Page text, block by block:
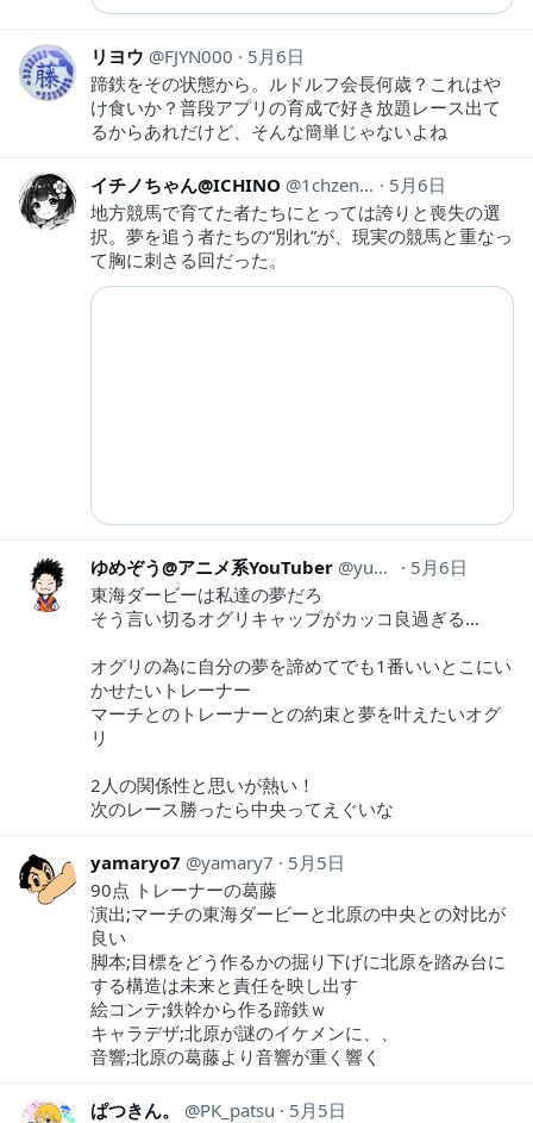
リヨウ FJYN000
5月6日
蹄鉄をその状態から。ルドルフ会長何歳？これはや
け食いか？普段アプリの育成で好き放題レース出て
るからあれだけど、そんな簡単じゃないよね
イチノちゃん@ICHINO 1chzenart
5月6日
地方競馬で育てた者たちにとっては誇りと喪失の選
択。夢を追う者たちの“別れ”が、現実の競馬と重なっ
て胸に刺さる回だった。
ゆめぞう@アニメ系YouTuber yumezou634
5月6日
東海ダービーは私達の夢だろ
そう言い切るオグリキャップがカッコ良過ぎる…
オグリの為に自分の夢を諦めてでも1番いいとこにい
かせたいトレーナー
マーチとのトレーナーとの約束と夢を叶えたいオグ
リ
2人の関係性と思いが熱い！
次のレース勝ったら中央ってえぐいな
yamaryo7 yamary7
5月5日
90点 トレーナーの葛藤
演出;マーチの東海ダービーと北原の中央との対比が
良い
脚本;目標をどう作るかの掘り下げに北原を踏み台に
する構造は未来と責任を映し出す
絵コンテ;鉄幹から作る蹄鉄ｗ
キャラデザ;北原が謎のイケメンに、、
音響;北原の葛藤より音響が重く響く
ぱつきん。 PK_patsu
5月5日